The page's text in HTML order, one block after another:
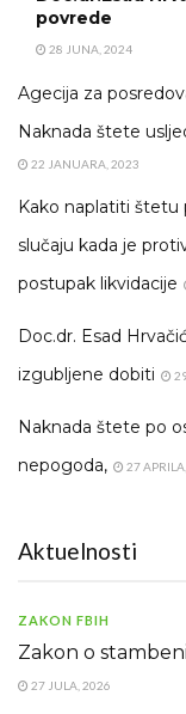
povrede
28 JUNA, 2024
Agecija za
Naknada štete
22 JANUARA, 2023
Kako naplatiti štetu
slučaju kada je
postupak likvidacije
Doc.dr. Esad
izgubljene dobiti
Naknada štete po
nepogoda,
27
Aktuelnosti
ZAKON FBIH
Zakon o
27 JULA, 2026